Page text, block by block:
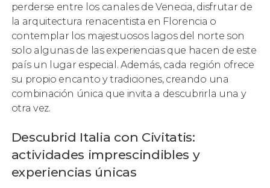
perderse entre los canales de Venecia, disfrutar de
la arquitectura renacentista en Florencia o
contemplar los majestuosos lagos del norte son
solo algunas de las experiencias que hacen de este
país un lugar especial. Además, cada región ofrece
su propio encanto y tradiciones, creando una
combinación única que invita a descubrirla una y
otra vez.
Descubrid Italia con Civitatis:
actividades imprescindibles y
experiencias únicas